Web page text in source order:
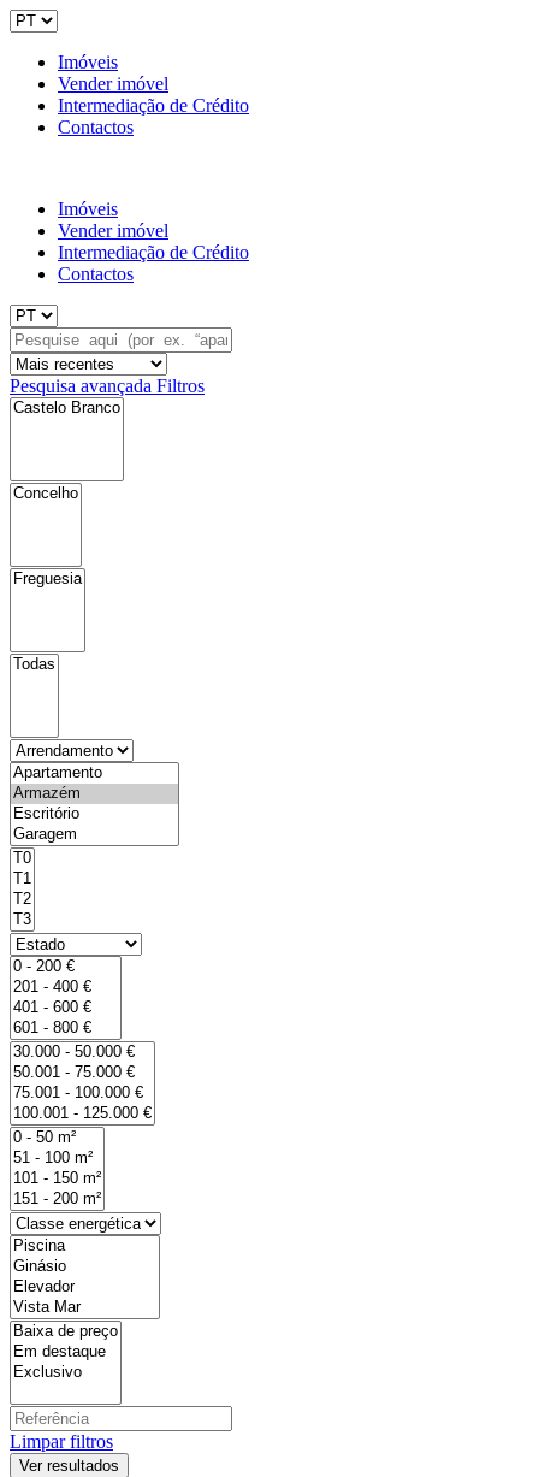
Imóveis
Vender imóvel
Intermediação de Crédito
Contactos
Imóveis
Vender imóvel
Intermediação de Crédito
Contactos
Pesquisa avançada Filtros
Limpar filtros